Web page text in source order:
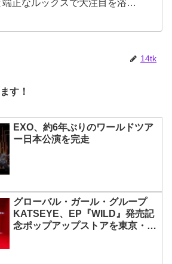
端正なルックスで大注目を浴び
14tk
す！
EXO、約6年ぶりのワールドツア
ー日本公演を完走
グローバル・ガール・グループ
KATSEYE、EP『WILD』発売記
念ポップアップストアを東京・原